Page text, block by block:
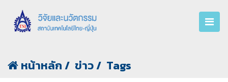
หน้าหลัก ข่าว Tags